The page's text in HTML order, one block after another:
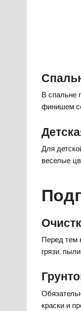
В спальне
финишем
Для
веселые
Перед тем
грязи,
краски и